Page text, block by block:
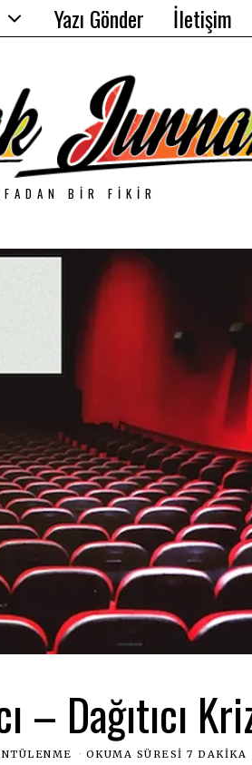
Yazı Gönder İletişim
BIR FIKIR
– Dağıtıcı
OKUMA SÜRESI 7 DAKIKA